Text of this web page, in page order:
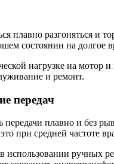
плавно разгоняться
состоянии на долгое
нагрузке на мотор
и ремонт.
передач
передачи плавно и без
при средней частоте
ручных